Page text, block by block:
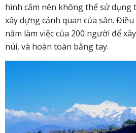
hình cấm nên không thể sử dụng
xây dựng cảnh quan của sân.
năm làm việc của 200 người để
núi, và hoàn toàn bằng tay.